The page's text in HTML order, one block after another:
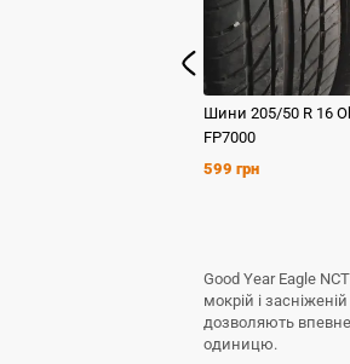
Шини 205/50 R 16
FP7000
599 грн
Good Year Eagle
мокрій і
дозволяють
одиницю.